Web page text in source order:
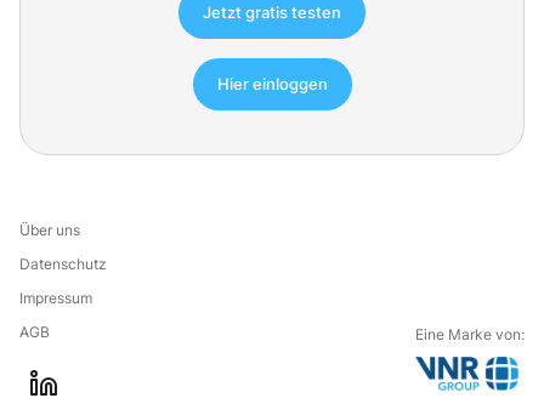
Jetzt gratis testen
Hier einloggen
Über uns
Datenschutz
Impressum
AGB
Eine Marke von: